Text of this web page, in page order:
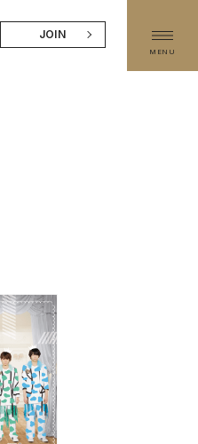
JOIN
MENU